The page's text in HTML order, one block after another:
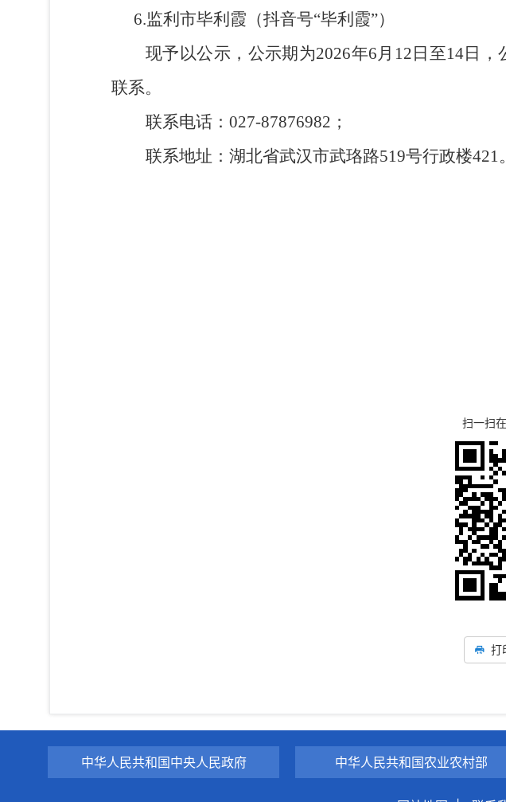
6.监利市毕利霞（抖音号“毕利霞”）
现予以公示 ， 公示期为2026年6 月 12 日至14日，
联系。
联系电话： 027-87876982 ；
联系地址：湖北省武汉市武珞路519号行政楼421 。
扫一扫
打
中华人民共和国中央人民政府 中华人民共和国农业农村部